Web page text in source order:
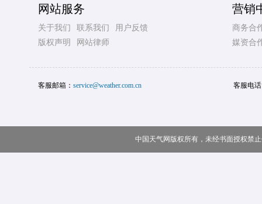
网站服务
关于我们 联系我们
用户反馈
版权声明
网站律师
营销
商务合
媒资合
客服邮箱： service@weather.com.cn 客服电
中国天气网版权所有，未经书面授权